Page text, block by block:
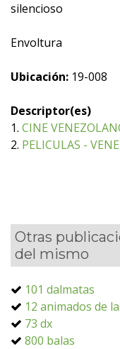
silencioso
Envoltura
Ubicación: 19-008
Descriptor(es)
1. CINE
2. PELICULAS -
Otras
del mismo
101 dalmatas
12 animados de
73 dx
800 balas